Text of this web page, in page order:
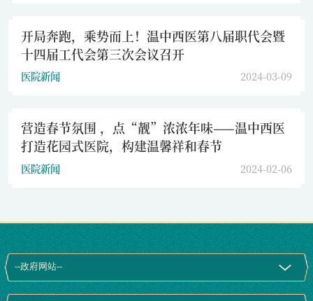
开局奔跑，乘势而上！温中西医第八届职代会暨
十四届工代会第三次会议召开
医院新闻 2024-03-09
营造春节氛围 ，点“靓”浓浓年味——温中西医
打造花园式医院，构建温馨祥和春节
医院新闻 2024-02-06